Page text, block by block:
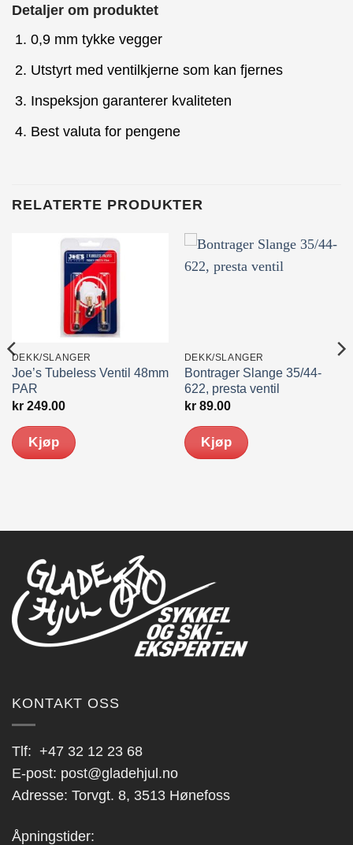
Detaljer om produktet
0,9 mm tykke vegger
Utstyrt med ventilkjerne som kan fjernes
Inspeksjon garanterer kvaliteten
Best valuta for pengene
RELATERTE PRODUKTER
DEKK/SLANGER
Joe’s Tubeless Ventil 48mm
PAR
kr249.00
Kjøp
DEKK/SLANGER
Bontrager Slange 35/44-
622, presta ventil
kr89.00
Kjøp
KONTAKT OSS
Tlf: +47 32 12 23 68
E-post: post@gladehjul.no
Adresse: Torvgt. 8, 3513 Hønefoss
Åpningstider: